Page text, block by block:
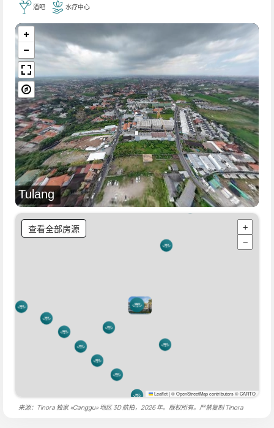
酒吧 水疗中心
Tulang
查看全部房源
+
−
Leaflet|© OpenStreetMap contributors © CARTO
来源：Tinora 独家 «Canggu» 地区 3D 航拍，2026 年。版权所有。严禁复制Tinora